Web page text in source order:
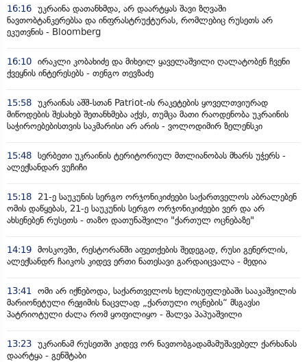
16:16 უკრაინა დათანხმდა, არ დაარტყას შავი ზღვაში
ნავთობტანკერებსა და ინფრასტრუქტურას, რომლებიც რუსეთს არ
ეკუთვნის - Bloomberg
16:10 ირაკლი კობახიძე და მიხეილ ყაველაშვილი ღალატობენ ჩვენი
ქვეყნის ინტერესებს - თენგო თევზაძე
15:58 უკრაინას აშშ-სთან Patriot-ის რაკეტების ყოველთვიურად
მიწოდების შესახებ შეთანხმება აქვს, თუმცა მათი რაოდენობა უკრაინის
საჭიროებებისთვის საკმარისი არ არის - ვოლოდიმირ ზელენსკი
15:48 სერბეთი უკრაინის ტერიტორიულ მთლიანობას მხარს უჭერს -
ალექსანდარ ვუჩიჩი
15:18
21-ე საუკუნის სერგო ორჯონიკიძეები საქართველოს აბრალებენ
ომის დაწყებას, 21-ე საუკუნის სერგო ორჯონიკიძეები ვერ და არ
ახსენებენ რუსეთს - თაზო დათუნაშვილი "ქართულ ოცნებაზე"
14:19 მოსკოვში, რესტორანში აფეთქების შედეგად, რუსი გენერლის,
ალექსანდრ ჩაიკოს კიდევ ერთი ნათესავი გარდაიცვალა - მედია
13:41 ომი არ იქნებოდა, საქართველოს ხელისუფლებაში სააკაშვილის
მარიონეტული რეჟიმის ნაცვლად „ქართული ოცნების“ მსგავსი
პატრიოტული ძალა რომ ყოფილიყო - შალვა პაპუაშვილი
13:23 უკრაინამ რუსეთში კიდევ ორ ნავთობგადამამუშავებელ ქარხანას
დაარტყა - გენშტაბი